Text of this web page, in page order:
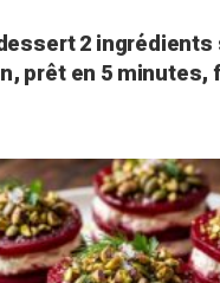
2
prêt en 5 minutes,
évitez ce geste